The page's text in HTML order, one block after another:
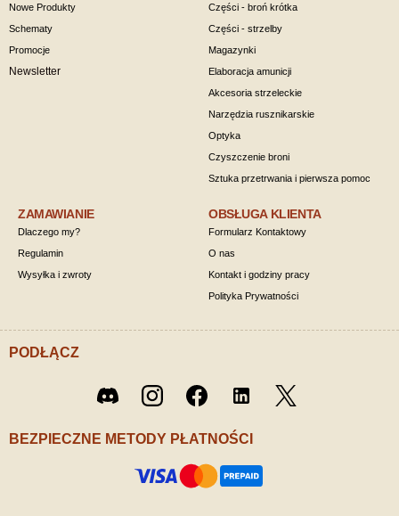
Nowe Produkty
Schematy
Promocje
Newsletter
Części - broń krótka
Części - strzelby
Magazynki
Elaboracja amunicji
Akcesoria strzeleckie
Narzędzia rusznikarskie
Optyka
Czyszczenie broni
Sztuka przetrwania i pierwsza pomoc
ZAMAWIANIE
Dlaczego my?
Regulamin
Wysyłka i zwroty
OBSŁUGA KLIENTA
Formularz Kontaktowy
O nas
Kontakt i godziny pracy
Polityka Prywatności
PODŁĄCZ
Discord Instagram Facebook LinkedIn
BEZPIECZNE METODY PŁATNOŚCI